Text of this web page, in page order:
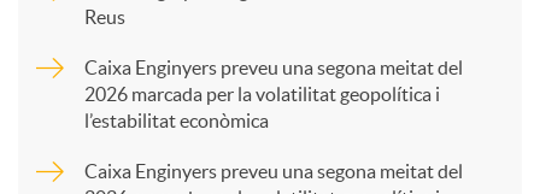
a
Reus
Caixa Enginyers preveu una segona meitat del
2026 marcada per la volatilitat geopolítica i
l’estabilitat econòmica
Caixa Enginyers preveu una segona meitat del